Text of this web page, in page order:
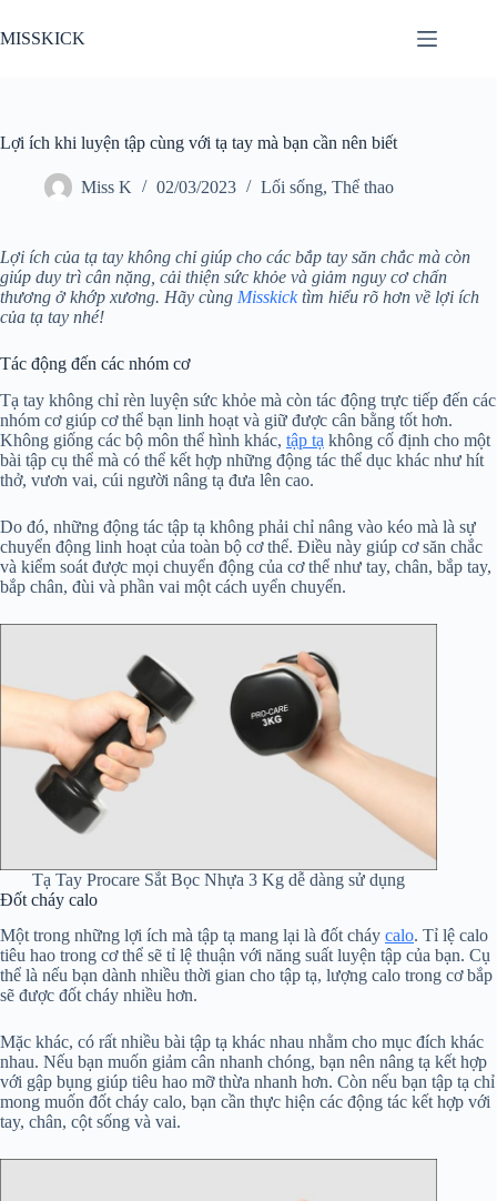
đến
phần
MISSKICK
Lợi ích khi luyện tập cùng với tạ tay mà bạn cần nên biết
Miss K 02/03/2023 Lối sống, Thể thao
Lợi ích của tạ tay không chỉ giúp cho các bắp tay săn chắc mà còn
giúp duy trì cân nặng, cải thiện sức khỏe và giảm nguy cơ chấn
thương ở khớp xương. Hãy cùng Misskicktìm hiểu rõ hơn về lợi ích
của tạ tay nhé!
Tác động đến các nhóm cơ
Tạ tay không chỉ rèn luyện sức khỏe mà còn tác động trực tiếp đến các
nhóm cơ giúp cơ thể bạn linh hoạt và giữ được cân bằng tốt hơn.
Không giống các bộ môn thể hình khác, tập tạ không cố định cho một
bài tập cụ thể mà có thể kết hợp những động tác thể dục khác như hít
thở, vươn vai, cúi người nâng tạ đưa lên cao.
Do đó, những động tác tập tạ không phải chỉ nâng vào kéo mà là sự
chuyển động linh hoạt của toàn bộ cơ thể. Điều này giúp cơ săn chắc
và kiểm soát được mọi chuyển động của cơ thể như tay, chân, bắp tay,
bắp chân, đùi và phần vai một cách uyển chuyển.
Tạ Tay Procare Sắt Bọc Nhựa 3 Kg dễ dàng sử dụng
Đốt cháy calo
Một trong những lợi ích mà tập tạ mang lại là đốt cháy calo. Tỉ lệ calo
tiêu hao trong cơ thể sẽ tỉ lệ thuận với năng suất luyện tập của bạn. Cụ
thể là nếu bạn dành nhiều thời gian cho tập tạ, lượng calo trong cơ bắp
sẽ được đốt cháy nhiều hơn.
Mặc khác, có rất nhiều bài tập tạ khác nhau nhằm cho mục đích khác
nhau. Nếu bạn muốn giảm cân nhanh chóng, bạn nên nâng tạ kết hợp
với gập bụng giúp tiêu hao mỡ thừa nhanh hơn. Còn nếu bạn tập tạ chỉ
mong muốn đốt cháy calo, bạn cần thực hiện các động tác kết hợp với
tay, chân, cột sống và vai.